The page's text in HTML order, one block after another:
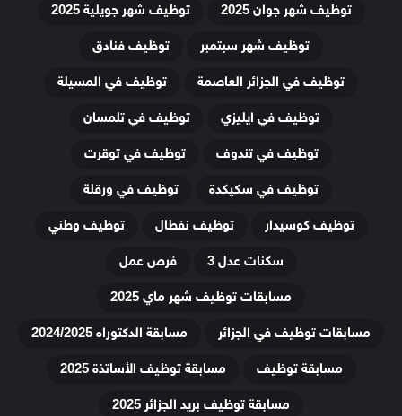
توظيف شهر جوان 2025
توظيف شهر جويلية 2025
توظيف شهر سبتمبر
توظيف فنادق
توظيف في الجزائر العاصمة
توظيف في المسيلة
توظيف في ايليزي
توظيف في تلمسان
توظيف في تندوف
توظيف في توقرت
توظيف في سكيكدة
توظيف في ورقلة
توظيف كوسيدار
توظيف نفطال
توظيف وطني
سكنات عدل 3
فرص عمل
مسابقات توظيف شهر ماي 2025
مسابقات توظيف في الجزائر
مسابقة الدكتوراه 2024/2025
مسابقة توظيف
مسابقة توظيف الأساتذة 2025
مسابقة توظيف بريد الجزائر 2025